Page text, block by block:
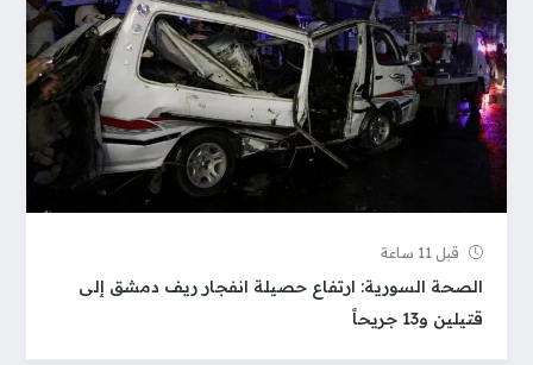
قبل 11 ساعة
الصحة السورية: ارتفاع حصيلة انفجار ريف دمشق إلى
قتيلين و13 جريحاً